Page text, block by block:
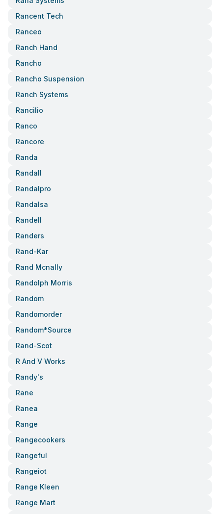
Rancent Tech
Ranceo
Ranch Hand
Rancho
Rancho Suspension
Ranch Systems
Rancilio
Ranco
Rancore
Randa
Randall
Randalpro
Randalsa
Randell
Randers
Rand-Kar
Rand Mcnally
Randolph Morris
Random
Randomorder
Random*source
Rand-Scot
R And V Works
Randy's
Rane
Ranea
Range
Rangecookers
Rangeful
Rangeiot
Range Kleen
Range Mart